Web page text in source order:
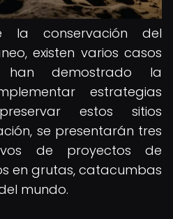
conservación del
existen varios casos
han demostrado la
estrategias
estos sitios
se presentarán tres
de proyectos de
en grutas, catacumbas
mundo.